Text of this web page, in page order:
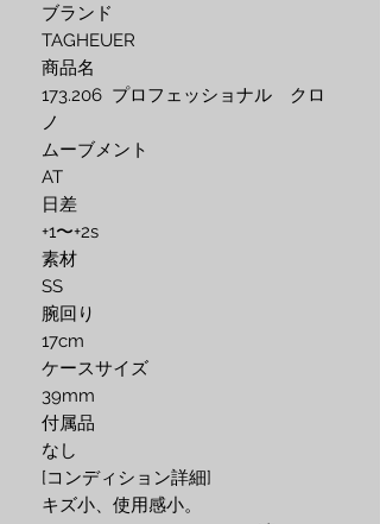
ブランド
TAGHEUER
商品名
173.206  プロフェッショナル　クロ
ノ
ムーブメント
AT
日差
+1〜+2s
素材
SS
腕回り
17cm
ケースサイズ
39mm
付属品
なし
[コンディション詳細]
キズ小、使用感小。